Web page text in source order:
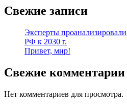
Свежие записи
Эксперты
РФ к 2030 г.
Привет, мир!
Свежие комментарии
Нет комментариев для просмотра.